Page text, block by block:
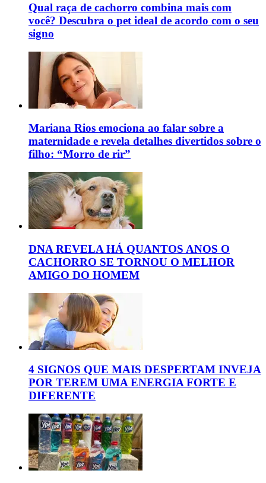
Qual raça de cachorro combina mais com
você? Descubra o pet ideal de acordo com o seu
signo
Mariana Rios emociona ao falar sobre a
maternidade e revela detalhes divertidos sobre o
filho: “Morro de rir”
DNA REVELA HÁ QUANTOS ANOS O
CACHORRO SE TORNOU O MELHOR
AMIGO DO HOMEM
4 SIGNOS QUE MAIS DESPERTAM INVEJA
POR TEREM UMA ENERGIA FORTE E
DIFERENTE